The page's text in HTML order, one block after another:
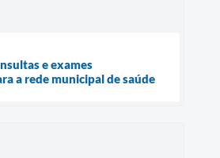
e exames
a rede municipal de saúde